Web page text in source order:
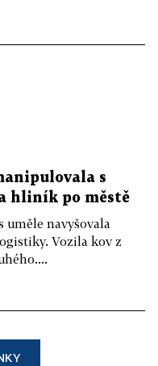
s
hliník po městě
uměle navyšovala
Vozila kov z